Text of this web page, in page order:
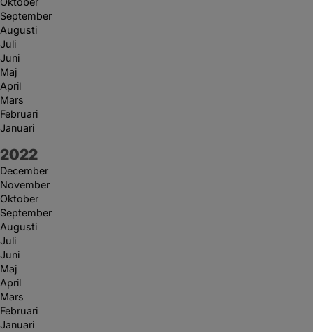
September
Augusti
Juli
Juni
Maj
April
Mars
Februari
Januari
År:
2022
December
November
Oktober
September
Augusti
Juli
Juni
Maj
April
Mars
Februari
Januari